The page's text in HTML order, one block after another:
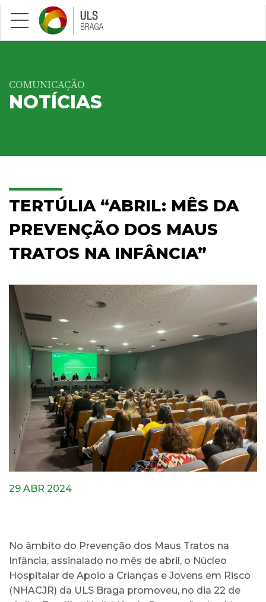
Saltar para conteúdo principal
COMUNICAÇÃO
NOTÍCIAS
TERTÚLIA “ABRIL: MÊS DA
PREVENÇÃO DOS MAUS
TRATOS NA INFÂNCIA”
29 ABR 2024
No âmbito do Prevenção dos Maus Tratos na
Infância, assinalado no mês de abril, o Núcleo
Hospitalar de Apoio a Crianças e Jovens em Risco
(NHACJR) da ULS Braga promoveu, no dia 22 de